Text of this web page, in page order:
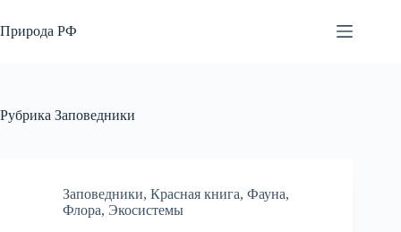
к
сути
Природа РФ
Рубрика Заповедники
Заповедники, Красная книга, Фауна,
Флора, Экосистемы